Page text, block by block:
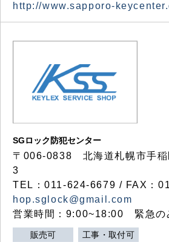
http://www.sapporo-
SGロック防犯センター
〒006-0838 北海道札幌市手稲
3
TEL：011-624-6679 / FAX：
hop.sglock@gmail.com
営業時間：9:00~18:00 緊急の
販売可 工事・取付可